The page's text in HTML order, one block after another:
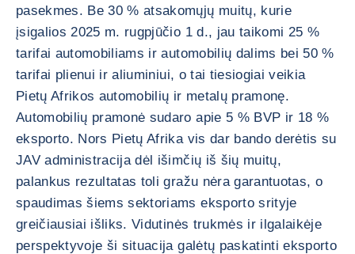
pasekmes. Be 30 % atsakomųjų muitų, kurie
įsigalios 2025 m. rugpjūčio 1 d., jau taikomi 25 %
tarifai automobiliams ir automobilių dalims bei 50 %
tarifai plienui ir aliuminiui, o tai tiesiogiai veikia
Pietų Afrikos automobilių ir metalų pramonę.
Automobilių pramonė sudaro apie 5 % BVP ir 18 %
eksporto. Nors Pietų Afrika vis dar bando derėtis su
JAV administracija dėl išimčių iš šių muitų,
palankus rezultatas toli gražu nėra garantuotas, o
spaudimas šiems sektoriams eksporto srityje
greičiausiai išliks. Vidutinės trukmės ir ilgalaikėje
perspektyvoje ši situacija galėtų paskatinti eksporto